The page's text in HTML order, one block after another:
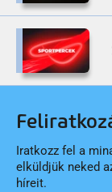
Iratkozz fel a
elküldjük neked
híreit.